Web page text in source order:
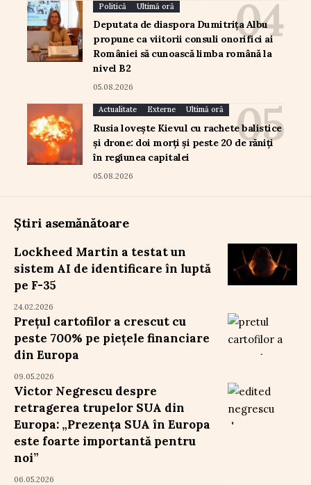
Politică Ultimă oră
Deputata de diaspora Dumitrița Albu
propune ca viitorii consuli onorifici ai
României să cunoască limba română la
nivel B2
05.08.2026
Actualitate Externe Ultimă oră
Rusia lovește Kievul cu rachete balistice
și drone: doi morți și peste 20 de răniți
în regiunea capitalei
05.08.2026
Știri asemănătoare
Lockheed Martin a testat un
sistem AI de identificare în luptă
pe F-35
24.02.2026
Prețul cartofilor a crescut cu
peste 700% pe piețele financiare
din Europa
09.05.2026
Victor Negrescu despre
retragerea trupelor SUA din
Europa: „Prezența SUA în Europa
este foarte importantă pentru
noi”
06.05.2026